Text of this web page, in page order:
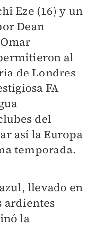
Eze (16) y un
Dean
al
de Londres
FA
del
así la Europa
temporada.
llevado en
ardientes
la